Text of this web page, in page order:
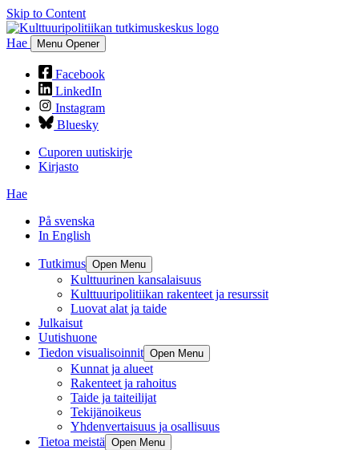
Skip to Content
Hae Menu Opener
Facebook
LinkedIn
Instagram
Bluesky
Cuporen uutiskirje
Kirjasto
Hae
På svenska
In English
Tutkimus Open Menu
Kulttuurinen kansalaisuus
Kulttuuripolitiikan rakenteet ja resurssit
Luovat alat ja taide
Julkaisut
Uutishuone
Tiedon visualisoinnit Open Menu
Kunnat ja alueet
Rakenteet ja rahoitus
Taide ja taiteilijat
Tekijänoikeus
Yhdenvertaisuus ja osallisuus
Tietoa meistä Open Menu